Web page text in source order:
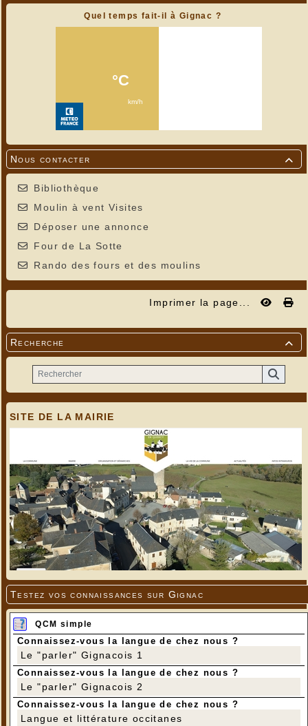
Quel temps fait-il à Gignac ?

Nous contacter
Bibliothèque
Moulin à vent Visites
Déposer une annonce
Four de La Sotte
Rando des fours et des moulins
Imprimer la page...

Recherche
SITE DE LA MAIRIE
Testez vos connaissances sur Gignac
QCM simple
Connaissez-vous la langue de chez nous ?
Le "parler" Gignacois 1
Connaissez-vous la langue de chez nous ?
Le "parler" Gignacois 2
Connaissez-vous la langue de chez nous ?
Langue et littérature occitanes
Patricia
---